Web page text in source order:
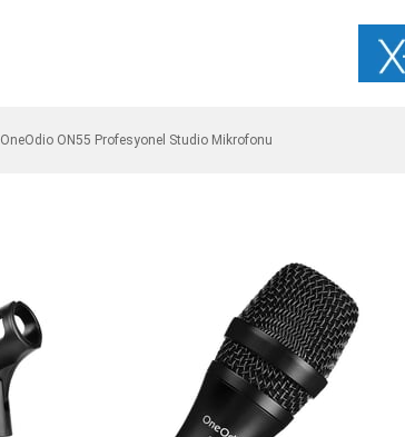
OneOdio ON55 Profesyonel Studio Mikrofonu